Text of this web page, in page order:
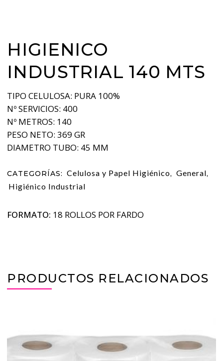
HIGIENICO
INDUSTRIAL 140 MTS
TIPO CELULOSA: PURA 100%
Nº SERVICIOS: 400
Nº METROS: 140
PESO NETO: 369 GR
DIAMETRO TUBO: 45 MM
CATEGORÍAS: Celulosa y Papel Higiénico, General,
Higiénico Industrial
FORMATO: 18 ROLLOS POR FARDO
PRODUCTOS RELACIONADOS